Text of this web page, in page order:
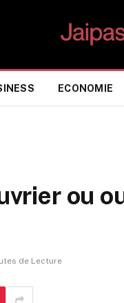
ECONOMIE
ou
de Lecture